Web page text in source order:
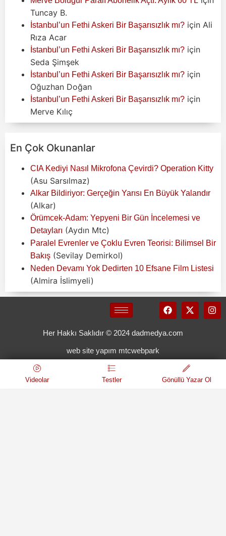
Tuncay B.
İstanbul’un Fethi Askeri Bir Başarısızlık mı? için Ali
Rıza Acar
İstanbul’un Fethi Askeri Bir Başarısızlık mı? için
Seda Şimşek
İstanbul’un Fethi Askeri Bir Başarısızlık mı? için
Oğuzhan Doğan
İstanbul’un Fethi Askeri Bir Başarısızlık mı? için
Merve Kılıç
En Çok Okunanlar
CIA Kediyi Nasıl Mikrofona Çevirdi? Operation Kitty
(Asu Sarsılmaz)
Alkar Bildiriyor: Gerçeğin Yarısı En Büyük Yalandır
(Alkar)
Örümcek-Adam: Yepyeni Bir Gün İncelemesi ve
Detayları (Aydın Mtc)
Paralel Evrenler ve Çoklu Evren Teorisi: Bilimsel Bir
Bakış (Sevilay Demirkol)
Neden Devamı Yok Dedirten 10 Efsane Film Listesi
(Almira İslimyeli)
Her Hakkı Saklıdır © 2024 dadmedya.com
web site yapım mtcwebpark
Videolar Testler Gönüllü Yazar Ol